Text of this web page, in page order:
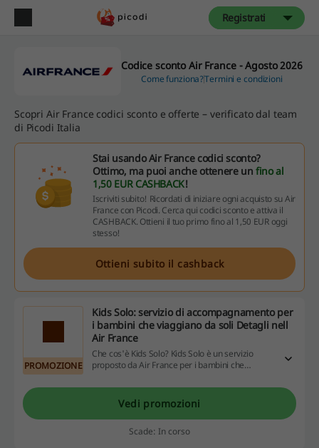
Registrati
Codice sconto Air France - Agosto 2026
Come funziona?Termini e condizioni
Scopri Air France codici sconto e offerte – verificato dal team
di Picodi Italia
Stai usando Air France codici sconto?
Ottimo, ma puoi anche ottenere unfino al
1,50 EUR CASHBACK!
Iscriviti subito! Ricordati di iniziare ogni acquisto su Air
France con Picodi. Cerca qui codici sconto e attiva il
CASHBACK. Ottieni il tuo primo fino al 1,50 EUR oggi
stesso!
Ottieni subito il cashback
PROMOZIONE
Kids Solo: servizio di accompagnamento per
i bambini che viaggiano da soli Detagli nell
Air France
Che cos'è Kids Solo? Kids Solo è un servizio
proposto da Air France per i bambini che
bambini tra i 4 e i 17 anni per i voli nazionali e tra
i 5 e i 17 per i voli internazionali di viaggiare da
soli. Le condizioni e le tariffe del servizio Kids
Solo differiscono in funzione dell'età e
dell'itinerario del bambino.
Vedi promozioni
Scade: In corso